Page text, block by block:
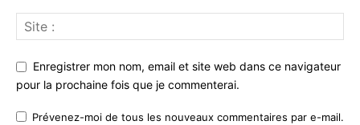
Enregistrer mon nom, email et site web dans ce navigateur
pour la prochaine fois que je commenterai.
Prévenez-moi de tous les nouveaux commentaires par e-mail.